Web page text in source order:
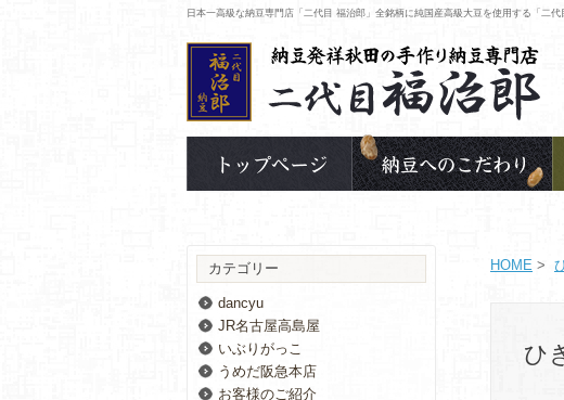
日本一高級な納豆専門店「二代目 福治郎」全銘柄に純国産高級大豆を使用する「二
HOME >
ひ
カテゴリー
dancyu
JR名古屋高島屋
いぶりがっこ
うめだ阪急本店
お客様のご紹介